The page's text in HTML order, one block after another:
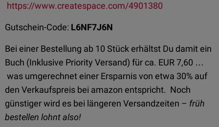
https://www.createspace.com/4901380
Gutschein-Code: L6NF7J6N
Bei einer Bestellung ab 10 Stück erhältst Du damit ein
Buch (Inklusive Priority Versand) für ca. EUR 7,60 …
was umgerechnet einer Ersparnis von etwa 30% auf
den Verkaufspreis bei amazon entspricht. Noch
günstiger wird es bei längeren Versandzeiten – früh
bestellen lohnt also!